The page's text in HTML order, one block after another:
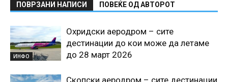
ПОВРЗАНИ НАПИСИ ПОВЕЌЕ ОД АВТОРОТ
ИНФО
Охридски аеродром – сите
дестинации до кои може да летаме
до 28 март 2026
Скопски аеродром – сите дестинации